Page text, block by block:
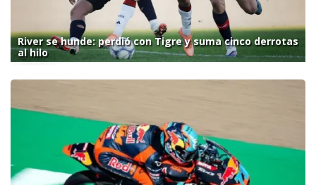
River se hunde: perdió con Tigre y suma cinco derrotas
al hilo